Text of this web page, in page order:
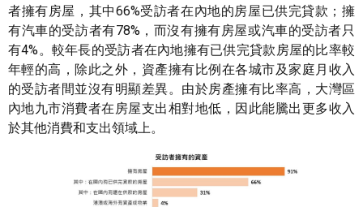
者擁有房屋，其中66%受訪者在內地的房屋已供完貸款；擁
有汽車的受訪者有78%，而沒有擁有房屋或汽車的受訪者只
有4%。較年長的受訪者在內地擁有已供完貸款房屋的比率較
年輕的高，除此之外，資產擁有比例在各城市及家庭月收入
的受訪者間並沒有明顯差異。由於房產擁有比率高，大灣區
內地九市消費者在房屋支出相對地低，因此能騰出更多收入
於其他消費和支出領域上。